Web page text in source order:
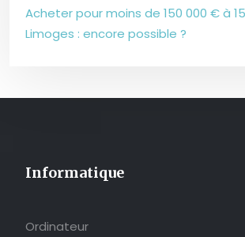
Acheter pour moins de 150 000 € à
Limoges : encore possible ?
Informatique
Ordinateur